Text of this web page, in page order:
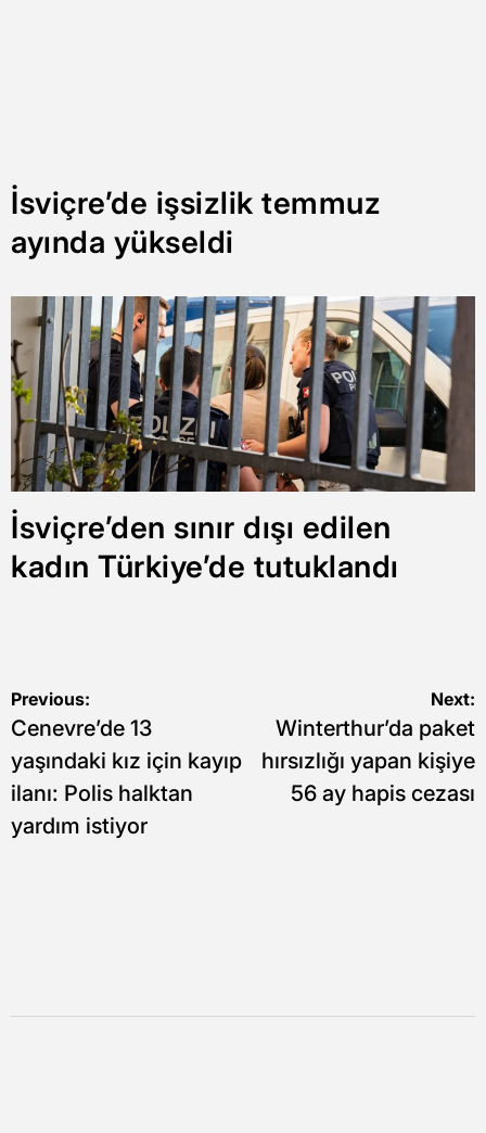
İsviçre’de işsizlik temmuz
ayında yükseldi
İsviçre’den sınır dışı edilen
kadın Türkiye’de tutuklandı
Yazı
gezinmesi
Previous:
Cenevre’de 13
yaşındaki kız için kayıp
ilanı: Polis halktan
yardım istiyor
Next:
Winterthur’da paket
hırsızlığı yapan kişiye
56 ay hapis cezası